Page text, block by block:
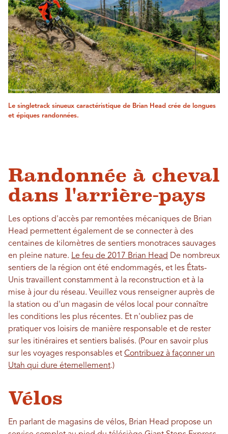
Le singletrack sinueux caractéristique de Brian Head crée de longues
et épiques randonnées.
Randonnée à cheval
dans l'arrière-pays
Les options d'accès par remontées mécaniques de Brian
Head permettent également de se connecter à des
centaines de kilomètres de sentiers monotraces sauvages
en pleine nature. Le feu de 2017 Brian Head De nombreux
sentiers de la région ont été endommagés, et les États-
Unis travaillent constamment à la reconstruction et à la
mise à jour du réseau. Veuillez vous renseigner auprès de
la station ou d'un magasin de vélos local pour connaître
les conditions les plus récentes. Et n'oubliez pas de
pratiquer vos loisirs de manière responsable et de rester
sur les itinéraires et sentiers balisés. (Pour en savoir plus
sur les voyages responsables et Contribuez à façonner un
Utah qui dure éternellement.)
Vélos
En parlant de magasins de vélos, Brian Head propose un